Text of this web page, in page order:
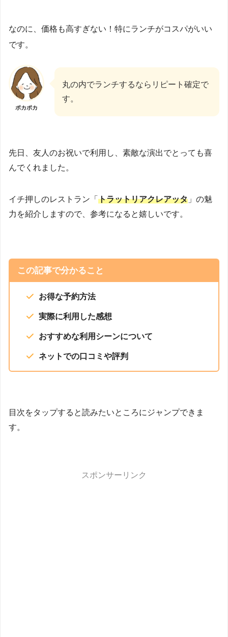
なのに、価格も高すぎない！特にランチがコスパがいい
です。
ポカポカ
丸の内でランチするならリピート確定で
す。
先日、友人のお祝いで利用し、素敵な演出でとっても喜
んでくれました。
イチ押しのレストラン「トラットリアクレアッタ 」の魅
力を紹介しますので、参考になると嬉しいです。
この記事で分かること
お得な予約方法
実際に利用した感想
おすすめな利用シーンについて
ネットでの口コミや評判
目次をタップすると読みたいところにジャンプできま
す。
スポンサーリンク